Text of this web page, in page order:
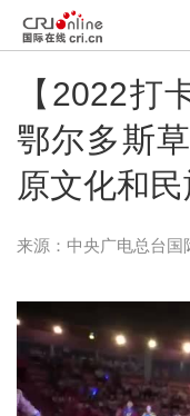
【2022打
鄂尔多斯
原文化和民
来源：中央广电总台国